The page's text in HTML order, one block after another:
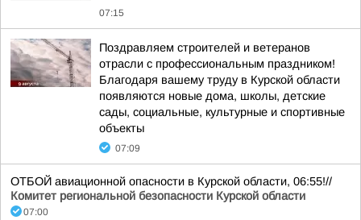
07:15
Поздравляем строителей и ветеранов
отрасли с профессиональным праздником!
Благодаря вашему труду в Курской области
появляются новые дома, школы, детские
сады, социальные, культурные и спортивные
объекты
07:09
ОТБОЙ авиационной опасности в Курской области, 06:55!//
Комитет региональной безопасности Курской области
07:00